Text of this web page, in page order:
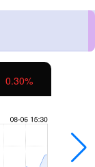
0.30%